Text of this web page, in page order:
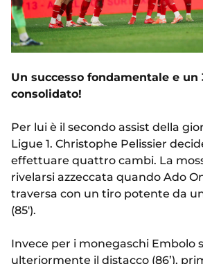
Un successo fondamentale e un
consolidato!
Per lui è il secondo assist della
Ligue 1. Christophe Pelissier
effettuare quattro cambi. La
rivelarsi azzeccata quando Ado
traversa con un tiro potente da
(85').
Invece per i monegaschi Embolo
ulteriormente il distacco (86’),